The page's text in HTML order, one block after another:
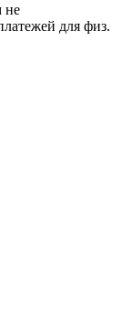
не
для физ.